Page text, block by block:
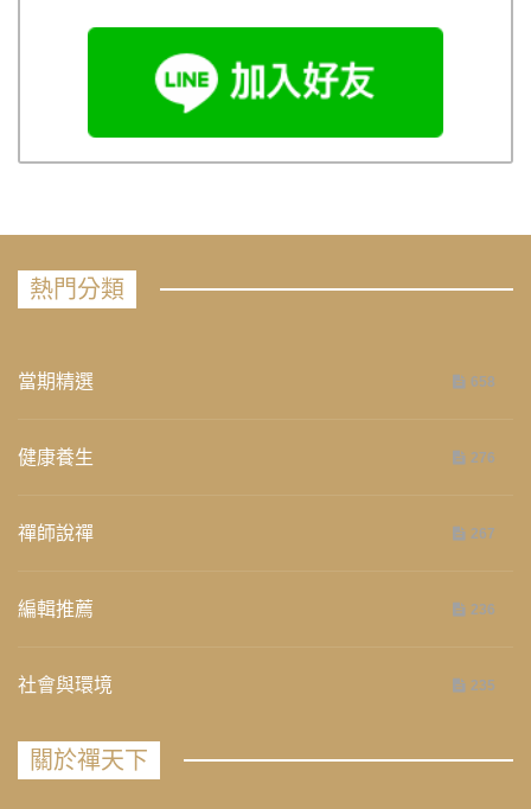
熱門分類
當期精選 658
健康養生 276
禪師說禪 267
編輯推薦 236
社會與環境 235
關於禪天下